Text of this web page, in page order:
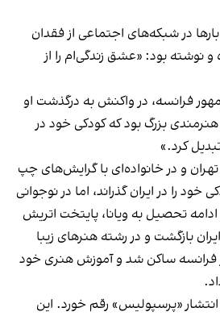
در شبکه‌های اجتماعی از فقدان
نوشته بود: «عشق زندگی‌ام را از
فرانسه، در واکنش به درگذشت او
بزرگ بود که کودکی خود در
کرد.»
در سال ۱۹۶۹ در تهران و در خانواده‌ای با گرایش‌های چپ
خود را در ایران گذراند، اما در نوجوانی
تحصیل به ویانا، پایتخت اتریش
بازگشت و در رشته هنرهای زیبا
فرانسه ساکن شد و آموزش هنری خود
«پرسپولیس» رقم خورد. این